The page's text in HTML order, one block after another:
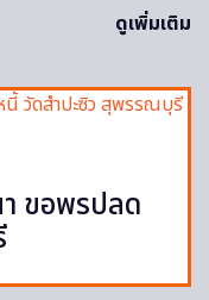
ดูเพิ่มเติม
ขอพรปลด